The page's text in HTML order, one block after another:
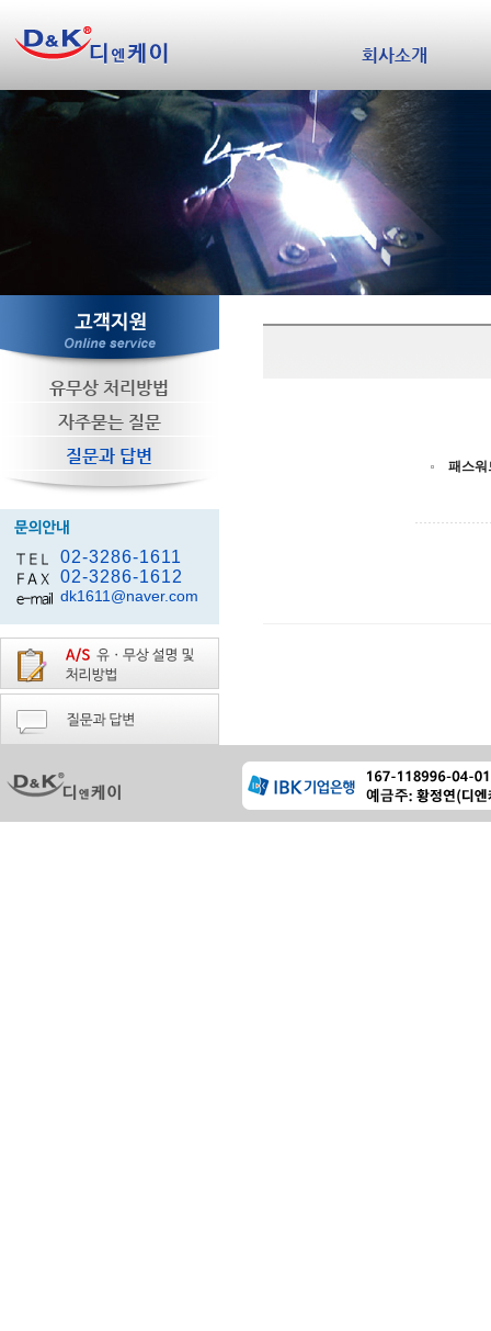
회사소개
유무상 처리방법
자주묻는 질문
질문과 답변
02-3286-1611
02-3286-1612
dk1611@naver.com
패스워